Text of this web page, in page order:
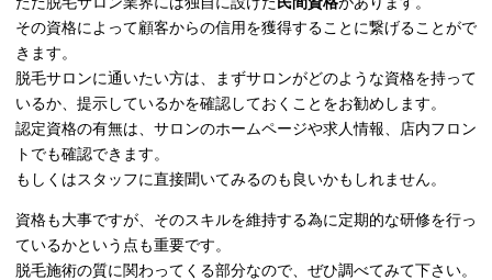
その資格によって顧客からの信用を獲得することに繋げることがで
きます。
脱毛サロンに通いたい方は、まずサロンがどのような資格を持って
いるか、提示しているかを確認しておくことをお勧めします。
認定資格の有無は、サロンのホームページや求人情報、店内フロン
トでも確認できます。
もしくはスタッフに直接聞いてみるのも良いかもしれません。
資格も大事ですが、そのスキルを維持する為に定期的な研修を行っ
ているかという点も重要です。
脱毛施術の質に関わってくる部分なので、ぜひ調べてみて下さい。